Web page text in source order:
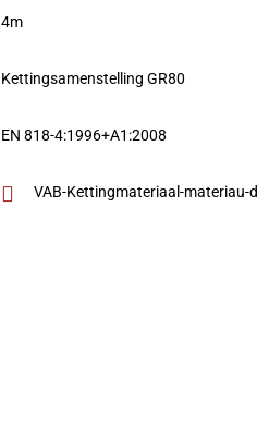
4m
Kettingsamenstelling GR80
EN 818-4:1996+A1:2008
VAB-Kettingmateriaal-materiau-